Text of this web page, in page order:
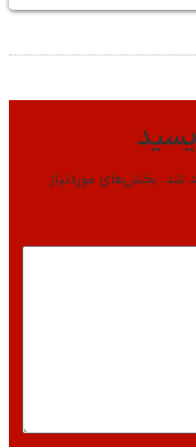
شد. بخش‌های موردنیاز